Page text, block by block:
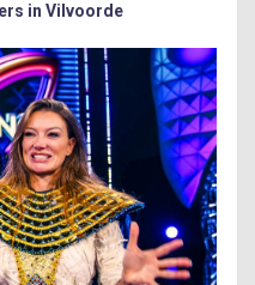
in Vilvoorde